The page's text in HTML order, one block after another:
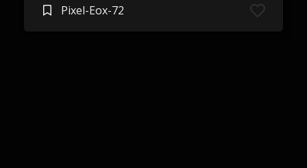
Pixel-Eox-72